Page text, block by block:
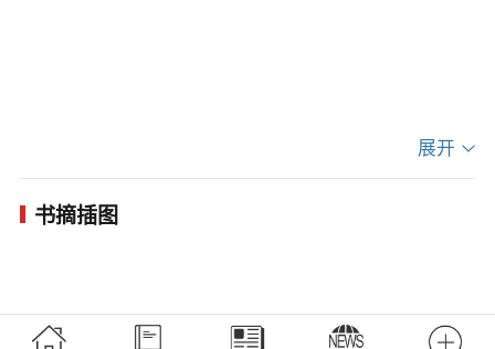
招”，丰富了插画中的情景与人物，旨在为读者提供
展开
书摘插图